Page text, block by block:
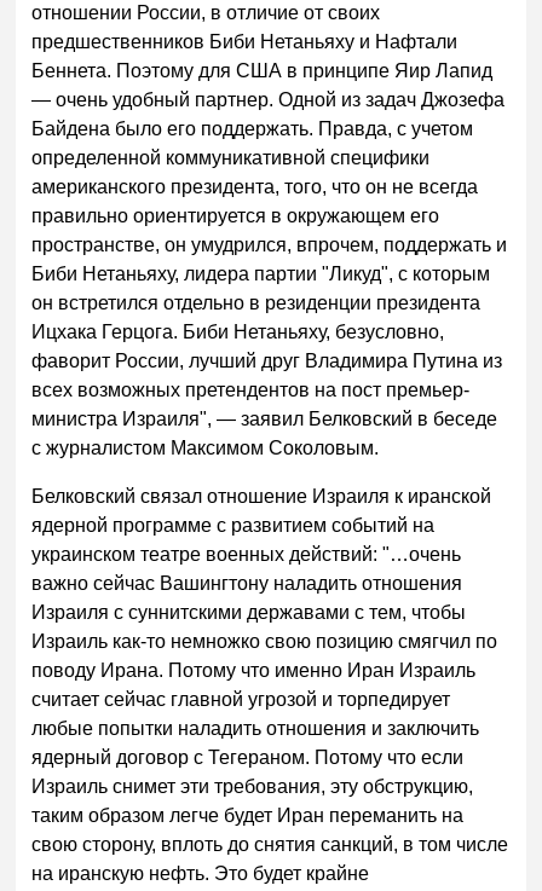
отношении России, в отличие от своих
предшественников Биби Нетаньяху и Нафтали
Беннета. Поэтому для США в принципе Яир Лапид
— очень удобный партнер. Одной из задач Джозефа
Байдена было его поддержать. Правда, с учетом
определенной коммуникативной специфики
американского президента, того, что он не всегда
правильно ориентируется в окружающем его
пространстве, он умудрился, впрочем, поддержать и
Биби Нетаньяху, лидера партии "Ликуд", с которым
он встретился отдельно в резиденции президента
Ицхака Герцога. Биби Нетаньяху, безусловно,
фаворит России, лучший друг Владимира Путина из
всех возможных претендентов на пост премьер-
министра Израиля", — заявил Белковский в беседе
с журналистом Максимом Соколовым.
Белковский связал отношение Израиля к иранской
ядерной программе с развитием событий на
украинском театре военных действий: "…очень
важно сейчас Вашингтону наладить отношения
Израиля с суннитскими державами с тем, чтобы
Израиль как-то немножко свою позицию смягчил по
поводу Ирана. Потому что именно Иран Израиль
считает сейчас главной угрозой и торпедирует
любые попытки наладить отношения и заключить
ядерный договор с Тегераном. Потому что если
Израиль снимет эти требования, эту обструкцию,
таким образом легче будет Иран переманить на
свою сторону, вплоть до снятия санкций, в том числе
на иранскую нефть. Это будет крайне